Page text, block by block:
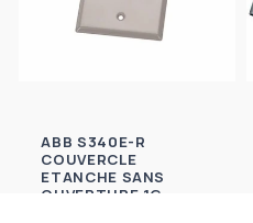
ABB S340E-R
COUVERCLE
ETANCHE SANS
OUVERTURE 1G